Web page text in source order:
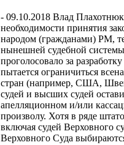
- 09.10.2018 Влад
необходимости принятия
народом (гражданами) РМ,
нынешней судебной
проголосовало за
пытается ограничиться
стран (например, США,
судей и высших судей
апелляционном и/или
произволу. Хотя в ряде
включая судей Верховного
Верховного Суда